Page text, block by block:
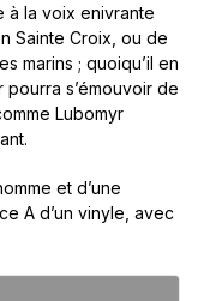
à la voix enivrante
Sainte Croix, ou de
marins ; quoiqu’il en
pourra s’émouvoir de
Lubomyr
et d’une
A d’un vinyle, avec